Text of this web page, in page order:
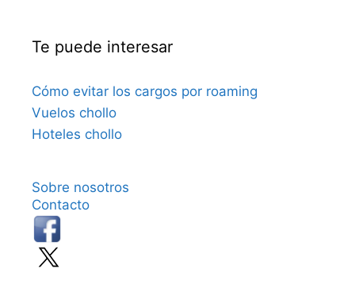
Te puede interesar
Cómo evitar los cargos por roaming
Vuelos chollo
Hoteles chollo
Sobre nosotros
Contacto